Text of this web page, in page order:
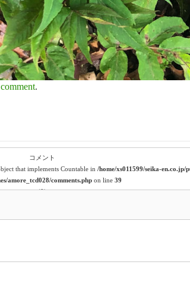
.
コメント
that implements Countable in /home/xs011599/seika-en.co.jp/
amore_tcd028/comments.phpon line 39
(0)